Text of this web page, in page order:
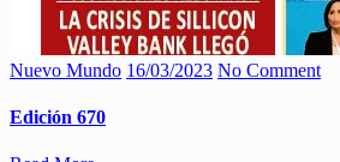
Nuevo Mundo 16/03/2023 No Comment
Edición 670